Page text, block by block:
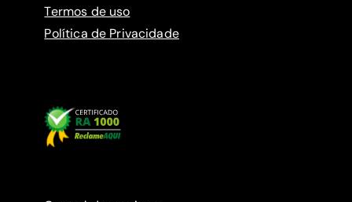
Termos de uso
Política de Privacidade